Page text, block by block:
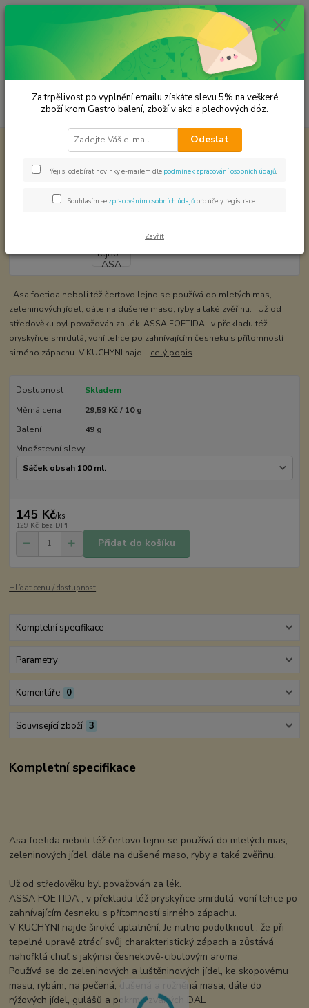
Menu
Hledat
ks
za 0,00 Kč
KOŘENÍ JEDNODRUHOVÉ Čertovo lejno - ASA FOETIDA
Čertovo lejno - ASA FOETIDA
Asa foetida neboli též čertovo lejno se používá do mletých mas,
zeleninových jídel, dále na dušené maso, ryby a také zvěřinu. Už od
středověku byl považován za lék. ASSA FOETIDA , v překladu též
pryskyřice smrdutá, voní lehce po zahnívajícím česneku s přítomností
sirného zápachu. V KUCHYNI najd... celý popis
Dostupnost
Skladem
Měrná cena
29,59 Kč / 10 g
Balení
49 g
Množstevní slevy:
145 Kč/ks
129 Kč bez DPH
Přidat do košíku
Hlídat cenu / dostupnost
Kompletní specifikace
Parametry
Komentáře 0
Související zboží 3
Kompletní specifikace
Asa foetida neboli též čertovo lejno se používá do mletých mas,
zeleninových jídel, dále na dušené maso, ryby a také zvěřinu.
Už od středověku byl považován za lék.
ASSA FOETIDA , v překladu též pryskyřice smrdutá, voní lehce po
zahnívajícím česneku s přítomností sirného zápachu.
V KUCHYNI najde široké uplatnění. Je nutno podotknout , že při
tepelné upravě ztrácí svůj charakteristický zápach a zůstává
nahořklá chuť s jakýmsi česnekově-cibulovým aroma.
Používá se do zeleninových a luštěninových jídel, ke skopovému
masu, rybám, na pečená, dušená a rožněná masa, dále do
rýžových jídel, gulášů a pokrmu zvaných DAL
Za trpělivost po vyplnění emailu získáte slevu 5% na veškeré
zboží krom Gastro balení, zboží v akci a plechových dóz.
Odeslat
Přeji si odebírat novinky e-mailem dle podmínek zpracování osobních údajů
Souhlasím se zpracováním osobních údajů pro účely registrace.
Zavřít